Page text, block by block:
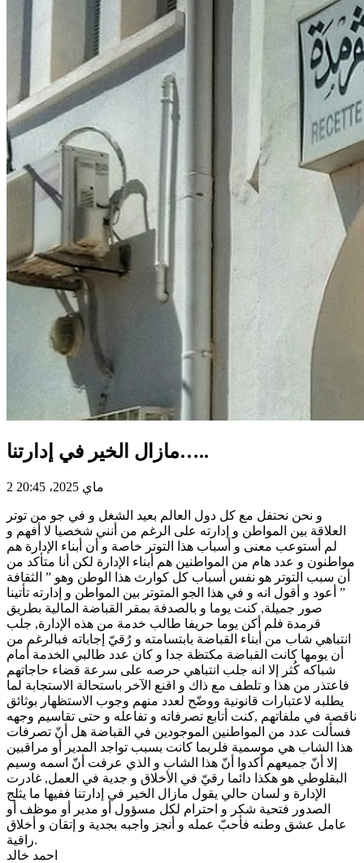
مازال الخير في إدارتنا…..
2 ماي 2025، 20:45
و نحن نحتفل مع كل دول العالم بعيد الشغل و في جو من توتر
العلاقة بين المواطن و إدارته على الرغم من أنني شخصيا لا أفهم و
لم أستوعب معنى و أسباب هذا التوتر خاصة و أن أبناء الإدارة هم
مواطنون و عدد هام من المواطنين هم أبناء الإدارة لكن أنا متأكد من
أن سبب التوتر هو نفس أسباب كل كوارث هذا الوطن وهو ” الثقافة
” أعود و أقول انه و في هذا الجو المتوتر بين المواطن و إدارته تأتينا
صور جميلة, كنت يوما و بالصدفة بمقر القباضة المالية بطريق
قرمدة فلم أكن يوما حريفا طالب خدمة من هذه الإدارة, جلب
انتباهي شاب من أبناء القباضة بابتسامته و رُقيّ إجاباته فبالرغم من
أن يومها كانت القباضة مكتظة جدا و كان عدد طالبي الخدمة أمام
شباكه كُثر إلا انه جلب انتباهي حرصه على سرعة قضاء حاجاتهم
فاعتذر من هذا و تلطف مع ذاك و اقنع الآخر باستحالة الاستجابة لما
يطلبه لاعتبارات قانونية ووضّح لعدد منهم وجوب الاستظهار بوثائق
ناقصة في ملفاتهم ,كنت أتابع تصرفاته و تفاعله و حتى تقاسيم وجهه
فسألت عدد من المواطنين الموجودين في القباضة هل أنّ تصرفات
هذا الشاب هي موسمية فلربما كانت بسبب تواجد المدير أو مراقبين
إلا أنّ جميعهم أكدوا أنّ هذا الشاب و الذي عرفت أنّ اسمه وسيم
البقلوطي هو هكذا دائما رقيّ في الأخلاق و جدية في العمل, غادرت
الإدارة و لسان حالي يقول مازال الخير في إدارتنا ففيها ما يثلج
الصدور فتحية شكر و احترام لكل مسؤول أو مدير أو موظف أو
عامل عشق وطنه فأحبّ عمله و أنجز واجبه بجدية و إتقان و أخلاق
راقية.
احمد خالد